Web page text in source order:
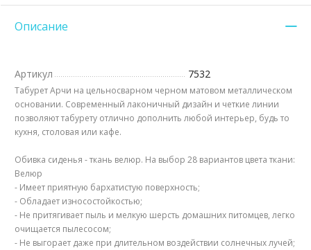
Описание
Артикул 7532
Табурет Арчи на цельносварном черном матовом металлическом
основании. Современный лаконичный дизайн и четкие линии
позволяют табурету отлично дополнить любой интерьер, будь то
кухня, столовая или кафе.
Обивка сиденья - ткань велюр. На выбор 28 вариантов цвета ткани:
Велюр
- Имеет приятную бархатистую поверхность;
- Обладает износостойкостью;
- Не притягивает пыль и мелкую шерсть домашних питомцев, легко
очищается пылесосом;
- Не выгорает даже при длительном воздействии солнечных лучей;